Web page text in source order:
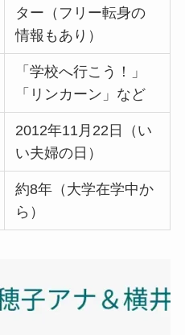
ター（フリー転身の
情報もあり）
「学校へ行こう！」
「リンカーン」など
2012年11月22日（い
い夫婦の日）
約8年（大学在学中か
ら）